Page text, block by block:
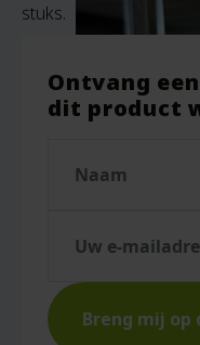
stuks.
Ontvang
dit product
Breng mij op